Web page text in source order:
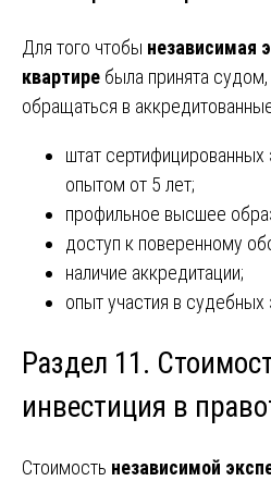
Для того чтобы независимая
квартире была принята
обращаться в
штат сертифицированных
опытом от 5 лет;
профильное высшее
доступ к поверенному
наличие аккредитации;
опыт участия в судебных
Раздел 11.
инвестиция в
Стоимость независимой